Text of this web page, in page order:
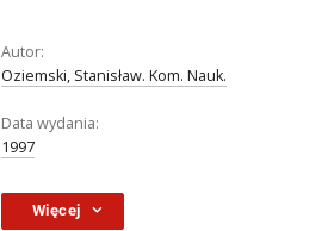
Autor:
Oziemski, Stanisław. Kom. Nauk.
Data wydania:
1997
Więcej